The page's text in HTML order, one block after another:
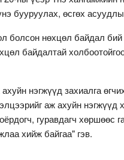
бууруулах, өсгөх
болсон нөхцөл байдал бий
байдалтай
нэгжүүд захиалга
аж ахуйн нэгжүүд
гуравдагч хөршөөс
хийж байгаа" гэв.